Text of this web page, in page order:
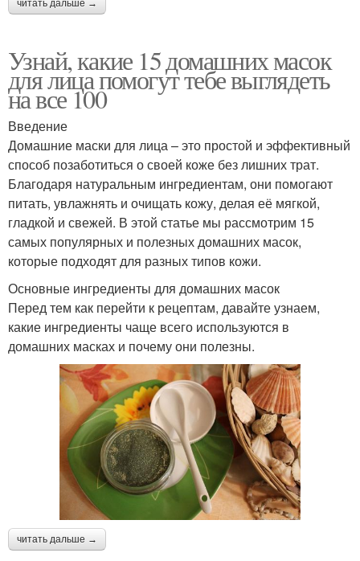
читать дальше →
Узнай, какие 15 домашних масок
для лица помогут тебе выглядеть
на все 100
Введение
Домашние маски для лица – это простой и эффективный
способ позаботиться о своей коже без лишних трат.
Благодаря натуральным ингредиентам, они помогают
питать, увлажнять и очищать кожу, делая её мягкой,
гладкой и свежей. В этой статье мы рассмотрим 15
самых популярных и полезных домашних масок,
которые подходят для разных типов кожи.
Основные ингредиенты для домашних масок
Перед тем как перейти к рецептам, давайте узнаем,
какие ингредиенты чаще всего используются в
домашних масках и почему они полезны.
читать дальше →